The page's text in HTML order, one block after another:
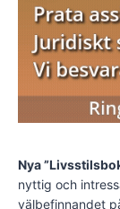
Nya
nyttig och
välbefinnandet